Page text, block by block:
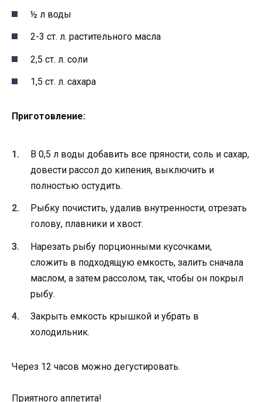
½ л воды
2-3 ст. л. растительного масла
2,5 ст. л. соли
1,5 ст. л. сахара
Приготовление:
В 0,5 л воды добавить все пряности, соль и сахар,
довести рассол до кипения, выключить и
полностью остудить.
Рыбку почистить, удалив внутренности, отрезать
голову, плавники и хвост.
Нарезать рыбу порционными кусочками,
сложить в подходящую емкость, залить сначала
маслом, а затем рассолом, так, чтобы он покрыл
рыбу.
Закрыть емкость крышкой и убрать в
холодильник.
Через 12 часов можно дегустировать.
Приятного аппетита!